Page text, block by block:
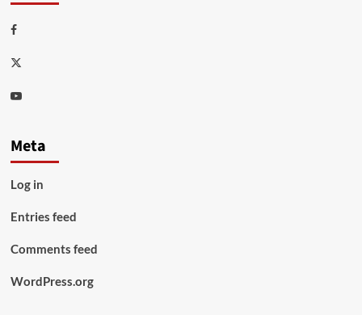
Facebook
Twitter
Youtube
Meta
Log in
Entries feed
Comments feed
WordPress.org